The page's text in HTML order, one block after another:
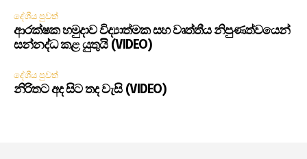
දේශීය පුවත්
ආරක්ෂක හමුදාව විද්‍යාත්මක සහ වෘත්තීය නිපුණත්වයෙන්
සන්නද්ධ කළ යුතුයි (VIDEO)
දේශීය පුවත්
නිරිතට අද සිට තද වැසි (VIDEO)